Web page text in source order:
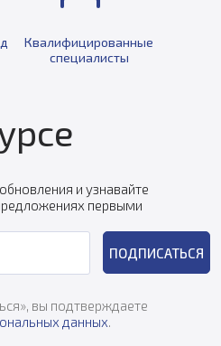
Квалифицированные
специалисты
и узнавайте
первыми
ПОДПИСАТЬСЯ
вы подтверждаете
данных.